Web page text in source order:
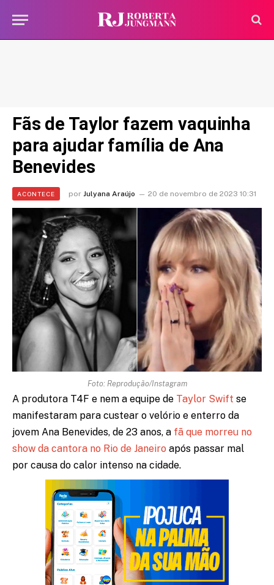
Fãs de Taylor fazem vaquinha
para ajudar família de Ana
Benevides
ACONTECE por Julyana Araújo 20 de novembro de 2023 10:31
Foto: Reprodução/Instagram
A produtora T4F e nem a equipe de Taylor Swift se
manifestaram para custear o velório e enterro da
jovem Ana Benevides, de 23 anos, a fã que morreu no
show da cantora no Rio de Janeiro após passar mal
por causa do calor intenso na cidade.